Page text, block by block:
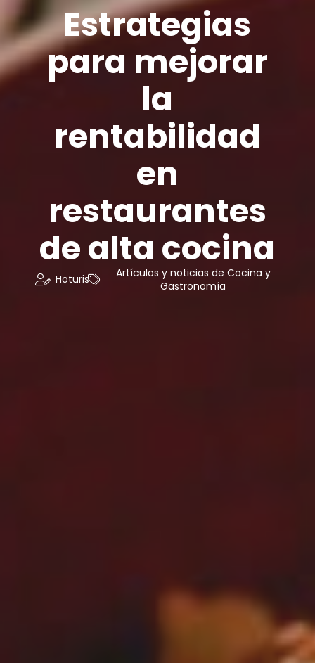
Estrategias
para mejorar
la
rentabilidad
en
restaurantes
de alta cocina
Hoturis
Artículos y noticias de Cocina y
Gastronomía